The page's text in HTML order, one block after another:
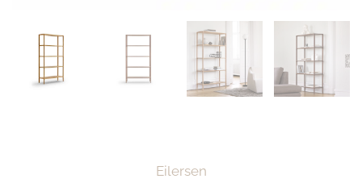
Eilersen